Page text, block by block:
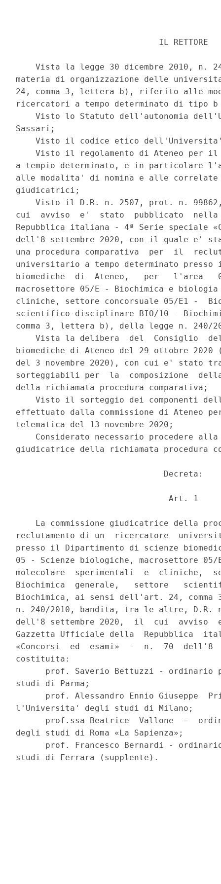
                             IL RETTORE
Vista la legge 30 dicembre 2010, n.
materia di organizzazione delle
24, comma 3, lettera b), riferito alle
ricercatori a tempo determinato di tipo
Visto lo Statuto dell'autonomia
Sassari;
Visto il codice etico
Visto il regolamento di Ateneo per
a tempio determinato, e in particolare
alle modalita' di nomina e alle
giudicatrici;
Visto il D.R. n. 2507, prot. n.
cui  avviso  e'  stato  pubblicato
Repubblica italiana - 4ª Serie speciale
dell'8 settembre 2020, con il quale e'
una procedura comparativa  per  il
universitario a tempo determinato
biomediche  di  Ateneo,   per   l'area
macrosettore 05/E - Biochimica e
cliniche, settore concorsuale 05/E1 -
scientifico-disciplinare BIO/10 -
comma 3, lettera b), della legge n. 240/
Vista la delibera  del  Consiglio
biomediche di Ateneo del 29 ottobre 2020
del 3 novembre 2020), con cui e' stato
sorteggiabili per  la  composizione
della richiamata procedura comparativa;
Visto il sorteggio dei componenti
effettuato dalla commissione di Ateneo
telematica del 13 novembre 2020;
Considerato necessario procedere
giudicatrice della richiamata procedura
                              Decreta:
                               Art. 1
La commissione giudicatrice della
reclutamento di un  ricercatore
presso il Dipartimento di scienze
05 - Scienze biologiche, macrosettore
molecolare  sperimentali  e  cliniche,
Biochimica  generale,   settore
Biochimica, ai sensi dell'art. 24,
n. 240/2010, bandita, tra le altre, D.R.
dell'8 settembre 2020,  il  cui  avviso
Gazzetta Ufficiale della  Repubblica
«Concorsi  ed  esami»  -  n.  70  dell'8
costituita:
prof. Saverio Bettuzzi - ordinario
studi di Parma;
prof. Alessandro Ennio Giuseppe
l'Universita' degli studi di Milano;
prof.ssa Beatrice  Vallone  -
degli studi di Roma «La Sapienza»;
prof. Francesco Bernardi -